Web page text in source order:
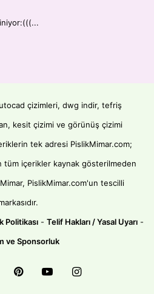
çizimleri, dwg indir, tefriş
kesit çizimi ve görünüş çizimi
tek adresi PislikMimar.com;
tüm içerikler kaynak gösterilmeden
Mimar, PislikMimar.com'un tescilli
Politikası - Telif Hakları / Yasal Uyarı -
ve Sponsorluk
PinterestYouTubeInstagram